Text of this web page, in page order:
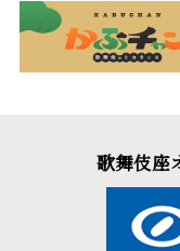
歌舞伎座